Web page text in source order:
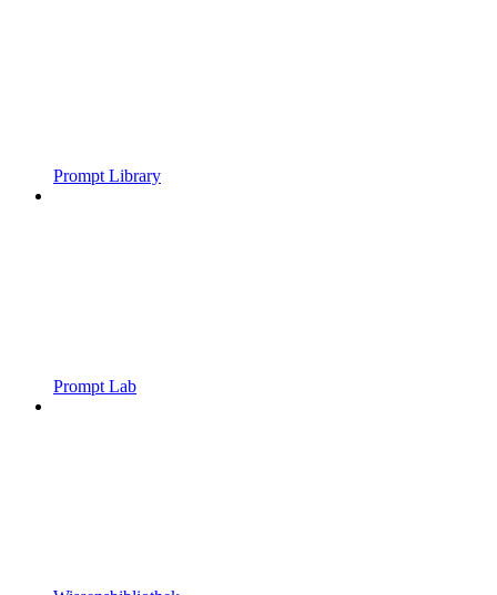
Prompt Library
Prompt Lab